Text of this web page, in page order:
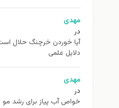
مهدی
در
آیا خوردن خرچنگ حلال
دلایل علمی
مهدی
در
خواص آب پیاز برای رشد مو